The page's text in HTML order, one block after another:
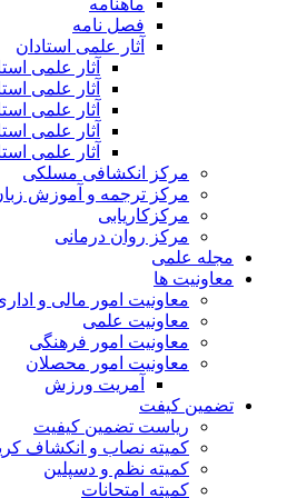
ماهنامه
فصل نامه
آثار علمی استادان
آثار علمی
آثار علمی
آثار علمی
آثار علمی
آثار علمی
مرکز انکشافی مسلکی
مرکز ترجمه و آموزش
مرکزکاریابی
مرکز روان درمانی
مجله علمی
معاونیت ها
معاونیت امور مالی و
معاونیت علمی
معاونیت امور فرهنگی
معاونیت امور محصلان
آمریت ورزش
تضمین کیفت
ریاست تضمین کیفیت
کمیته نصاب و انکشاف
کمیته نظم و دسپلین
کمیته امتحانات